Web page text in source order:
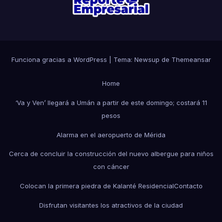
Funciona gracias a WordPress Tema: Newsup de Themeansar
Home
‘Va y Ven’ llegará a Umán a partir de este domingo; costará 11
pesos
Alarma en el aeropuerto de Mérida
Cerca de concluir la construcción del nuevo albergue para niños
con cáncer
Colocan la primera piedra de Kalanté ResidencialContacto
Disfrutan visitantes los atractivos de la ciudad